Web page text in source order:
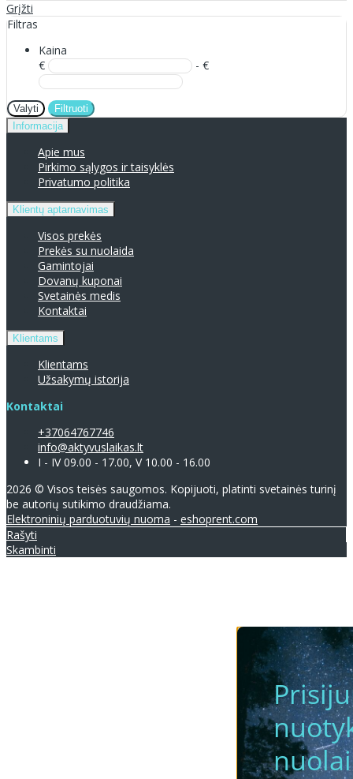
Grįžti
Filtras
Kaina
€
- €
Valyti
Filtruoti
Informacija
Apie mus
Pirkimo sąlygos ir taisyklės
Privatumo politika
Klientų aptarnavimas
Visos prekės
Prekės su nuolaida
Gamintojai
Dovanų kuponai
Svetainės medis
Kontaktai
Klientams
Klientams
Užsakymų istorija
Kontaktai
+37064767746
info@aktyvuslaikas.lt
I - IV 09.00 - 17.00, V 10.00 - 16.00
2026 © Visos teisės saugomos. Kopijuoti, platinti svetainės turinį
be autorių sutikimo draudžiama.
Elektroninių parduotuvių nuoma - eshoprent.com
Rašyti
Skambinti